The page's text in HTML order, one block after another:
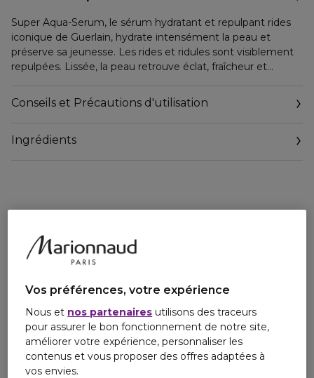
Super Aqua-Serum, le sérum hydratant et repulpant rides
iconique de Guerlain, hydrate intensément la peau et
préserve sa jeunesse. Les rides et ridules sont visiblement
repulpées. Lissée, la peau retrouve éclat, fraîcheur et
La dernière technologie Aquacomplex Advanced* favorise
les flux d’eau au cœur de la peau pour une réhydratation
hydratée, protégée du risque de déshydratation future, un
**Test in vitro sur ingrédients
Conseils et Précautions d'utilisation
Ingrédients
Vos préférences, votre expérience
Nous et nos partenaires utilisons des traceurs
pour assurer le bon fonctionnement de notre site,
améliorer votre expérience, personnaliser les
contenus et vous proposer des offres adaptées à
vos envies.